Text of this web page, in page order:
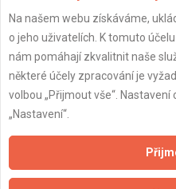
Předání dokončené
a
b
c
Na našem webu získáváme,
o jeho uživatelích. K tomuto
nám pomáhají zkvalitnit naše
některé účely zpracování je
volbou „Přijmout vše“.
„Nastavení“.